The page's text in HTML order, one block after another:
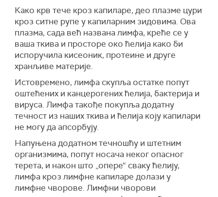
Како крв тече кроз капиларе, део плазме цури
кроз ситне рупе у капиларним зидовима. Ова
плазма, сада већ названа лимфа, креће се у
ваша ткива и просторе око ћелија како би
испоручила кисеоник, протеине и друге
хранљиве материје.
Истовремено, лимфа скупља остатке попут
оштећених и канцерогених ћелија, бактерија и
вируса. Лимфа такође покупља додатну
течност из наших ткива и ћелија коју капилари
не могу да апсорбују.
Напуњена додатном течношћу и штетним
организмима, попут носача неког опасног
терета, и након што „опере“ сваку ћелију,
лимфа кроз лимфне капиларе долази у
лимфне чворове. Лимфни чворови